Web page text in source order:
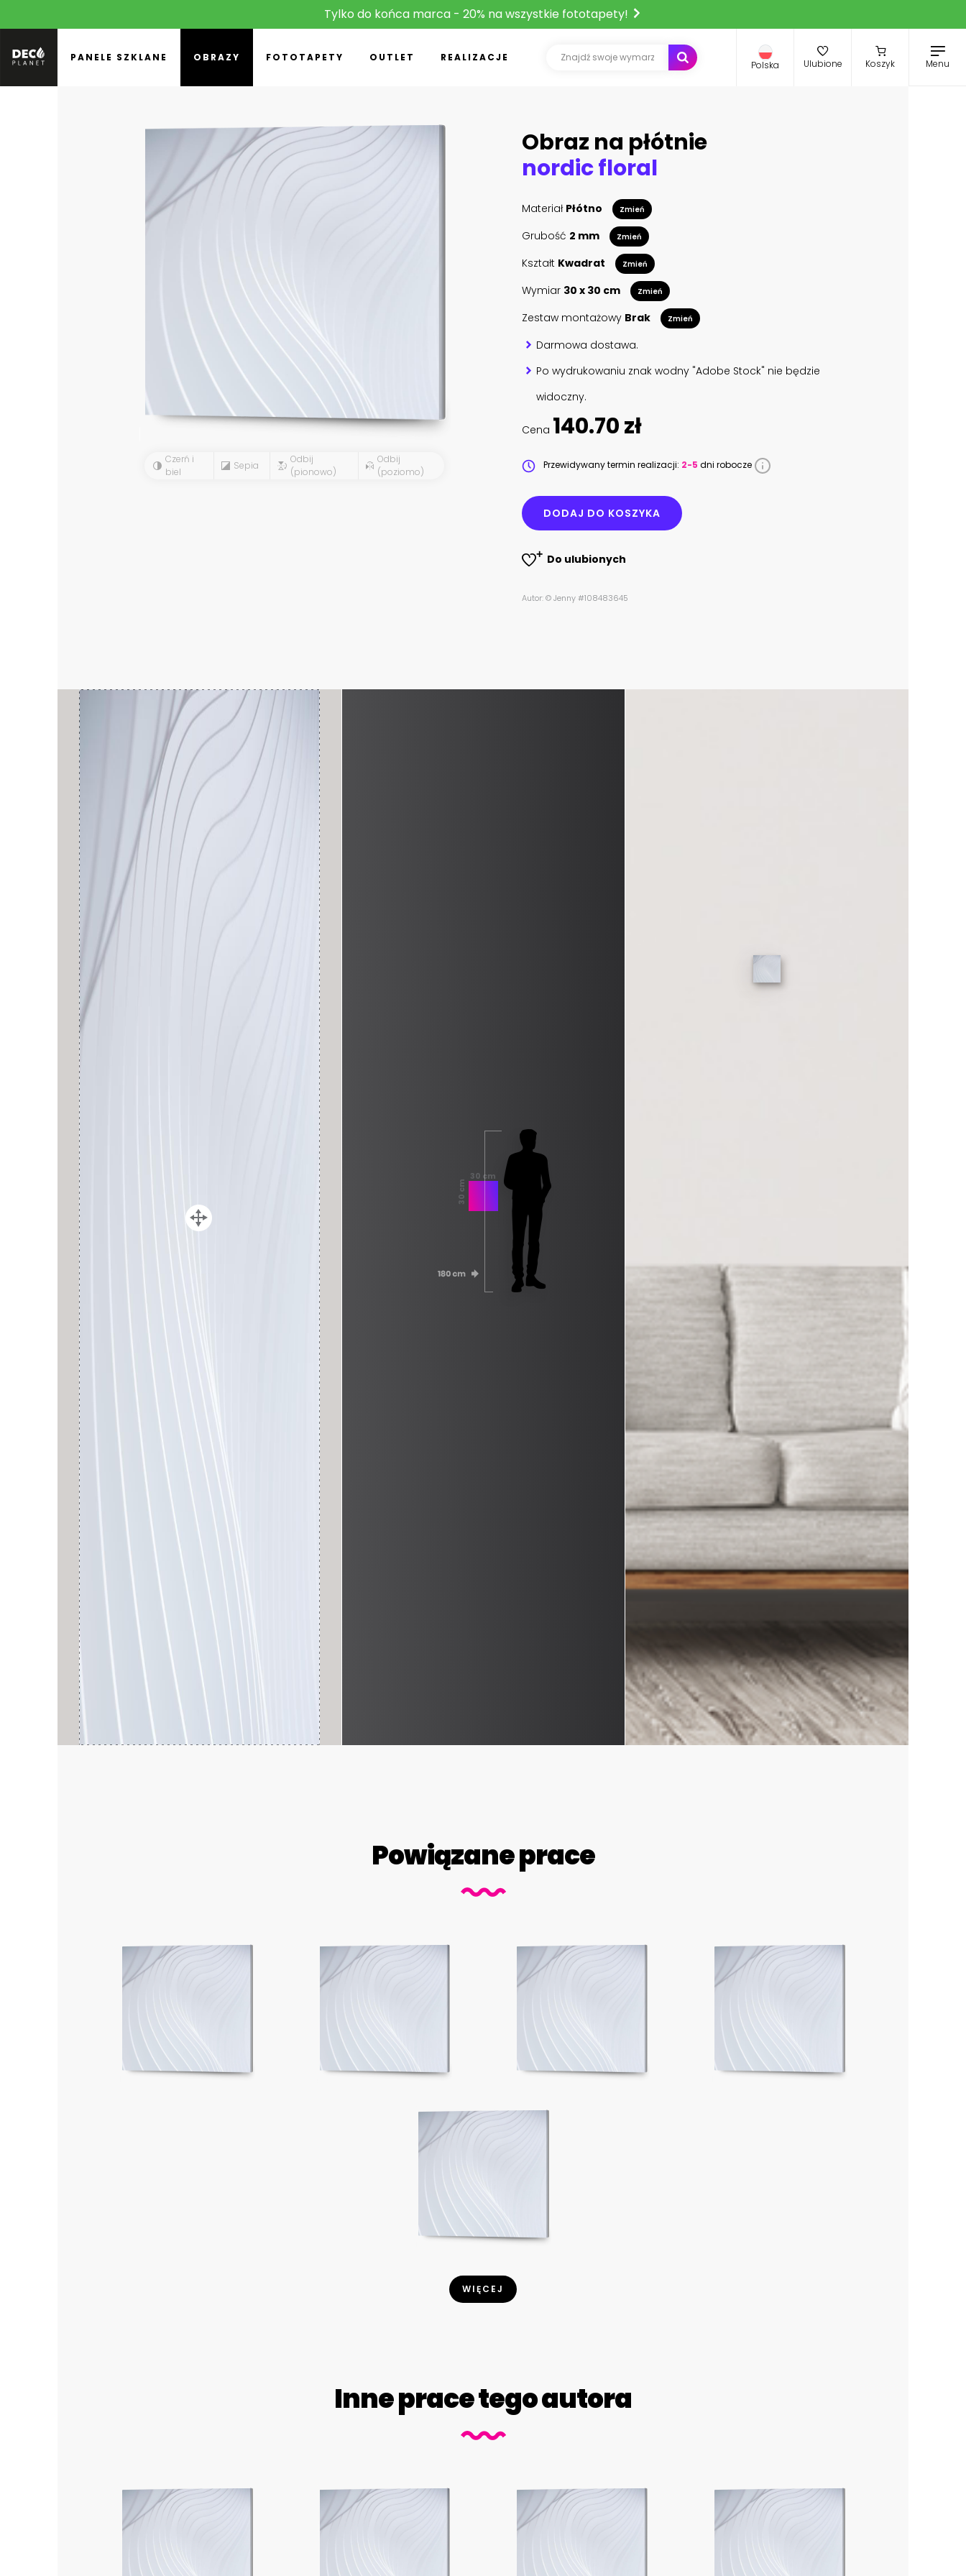
Tylko do końca marca - 20% na wszystkie fototapety!
PANELE SZKLANE OBRAZY FOTOTAPETY OUTLET REALIZACJE
Polska Ulubione Koszyk Menu
Czerń i
biel
Sepia
Odbij
(pionowo)
Odbij
(poziomo)
Obraz na płótnie
nordic floral
Materiał Płótno Zmień
Grubość 2 mm Zmień
Kształt Kwadrat Zmień
Wymiar 30 x 30 cm Zmień
Zestaw montażowy Brak Zmień
Darmowa dostawa.
Po wydrukowaniu znak wodny "Adobe Stock" nie będzie
widoczny.
Cena 140.70 zł
Przewidywany termin realizacji: 2-5 dni robocze
DODAJ DO KOSZYKA
Do ulubionych
Autor: © Jenny #108483645
30 cm
30 cm
Powiązane prace
WIĘCEJ
Inne prace tego autora